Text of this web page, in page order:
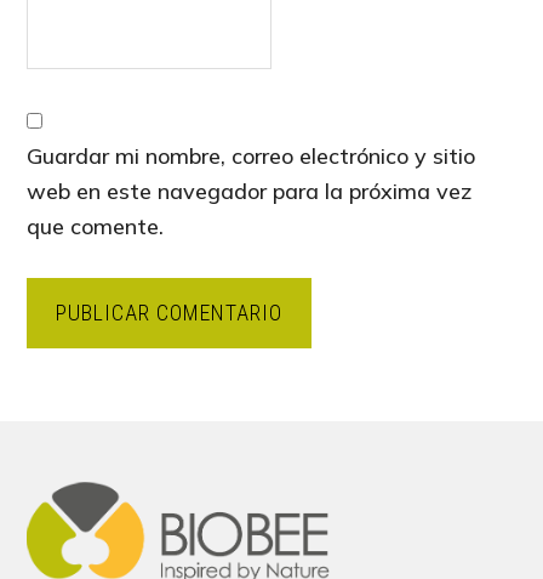
Guardar mi nombre, correo electrónico y sitio
web en este navegador para la próxima vez
que comente.